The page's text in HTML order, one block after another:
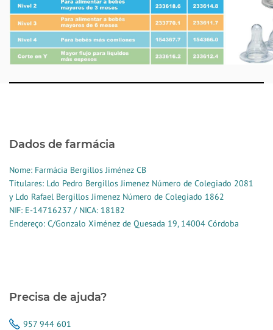
Dados de farmácia
Nome: Farmácia Bergillos Jiménez CB
Titulares: Ldo Pedro Bergillos Jimenez Número de Colegiado 2081
y Ldo Rafael Bergillos Jimenez Número de Colegiado 1862
NIF: E-14716237 / NICA: 18182
Endereço: C/Gonzalo Ximénez de Quesada 19, 14004 Córdoba
Precisa de ajuda?
957 944 601